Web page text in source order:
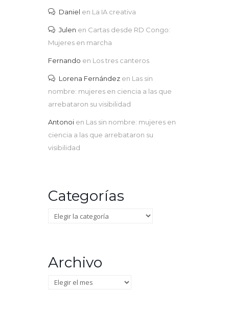
Daniel en La IA creativa
Julen en Cartas desde RD Congo:
Mujeres en marcha
Fernando en Los tres canteros
Lorena Fernández en Las sin
nombre: mujeres en ciencia a las que
arrebataron su visibilidad
Antonoi en Las sin nombre: mujeres en
ciencia a las que arrebataron su
visibilidad
Categorías
Categorías
Archivo
Archivo